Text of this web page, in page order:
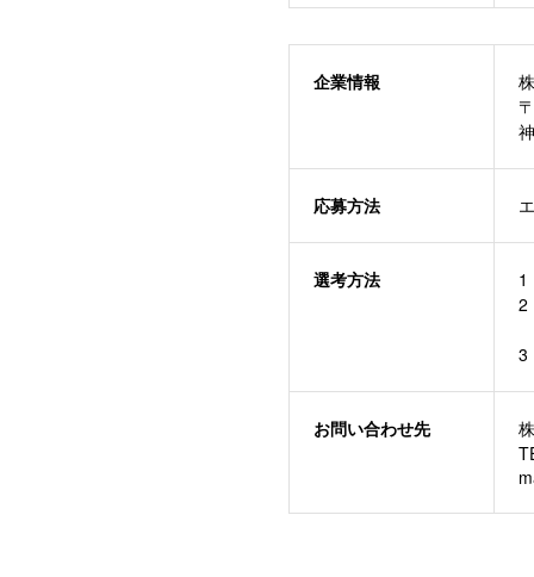
企業情報
応募方法
選考方法
1
2
お問い合わせ先